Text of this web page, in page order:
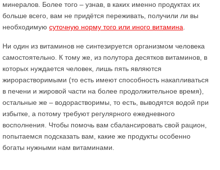
минералов. Более того – узнав, в каких именно продуктах их
больше всего, вам не придётся переживать, получили ли вы
необходимую суточную норму того или иного витамина
Ни один из витаминов не синтезируется организмом человека
самостоятельно. К тому же, из полутора десятков витаминов, в
которых нуждается человек, лишь пять являются
жирорастворимыми (то есть имеют способность накапливаться
в печени и жировой части на более продолжительное время),
остальные же – водорастворимы, то есть, выводятся водой при
избытке, а потому требуют регулярного ежедневного
восполнения. Чтобы помочь вам сбалансировать свой рацион,
попытаемся подсказать вам, какие же продукты особенно
богаты нужными нам витаминами.